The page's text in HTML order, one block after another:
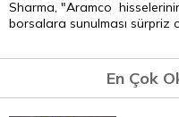
Sharma, "Aramco
borsalara sunulması sürpriz
En Çok